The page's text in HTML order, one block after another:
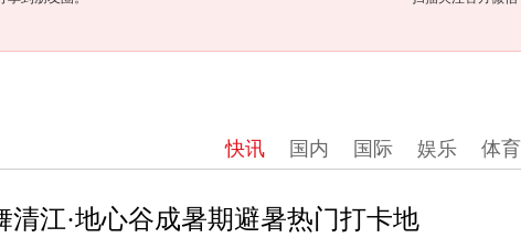
快讯 国内 国际 娱乐 体育
江·地心谷成暑期避暑热门打卡地